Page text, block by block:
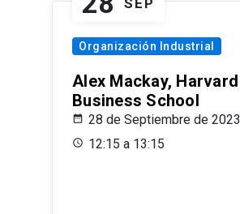
SEP
Organización Industrial
Alex Mackay, Harvard
Business School
28 de Septiembre de 2023
12:15 a 13:15